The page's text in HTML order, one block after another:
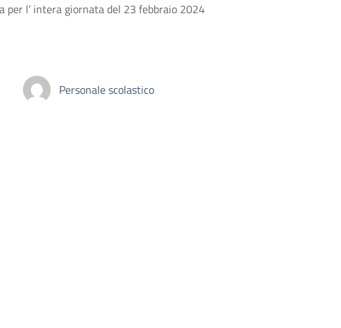
per l’ intera giornata del 23 febbraio 2024
Personale scolastico